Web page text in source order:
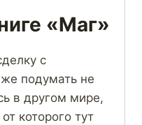
«Маг»
с
подумать не
в другом мире,
которого тут